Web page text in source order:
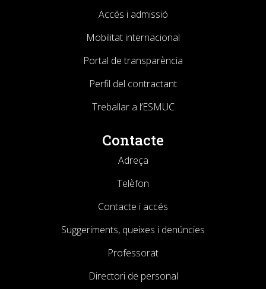
Accés i admissió
Mobilitat internacional
Portal de transparència
Perfil del contractant
Treballar a l’ESMUC
Contacte
Adreça
Telèfon
Contacte i accés
Suggeriments, queixes i denúncies
Professorat
Directori de personal